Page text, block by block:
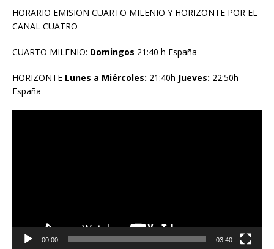
HORARIO EMISION CUARTO MILENIO Y HORIZONTE POR EL
CANAL CUATRO
CUARTO MILENIO: Domingos 21:40 h España
HORIZONTE Lunes a Miércoles: 21:40h Jueves: 22:50h
España
00:00 03:40